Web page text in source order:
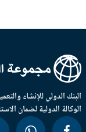
الدولي للإنشاء والتعمير
الدولية لضمان